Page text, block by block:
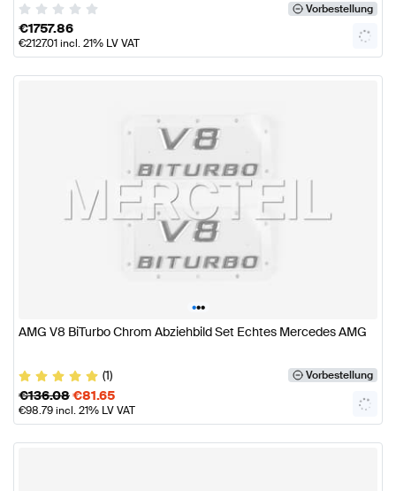
Vorbestellung
€1757.86
€2127.01incl. 21% LV VAT
•••
AMG V8 BiTurbo Chrom Abziehbild Set Echtes Mercedes AMG
(1) Vorbestellung
€136.08€81.65
€98.79incl. 21% LV VAT